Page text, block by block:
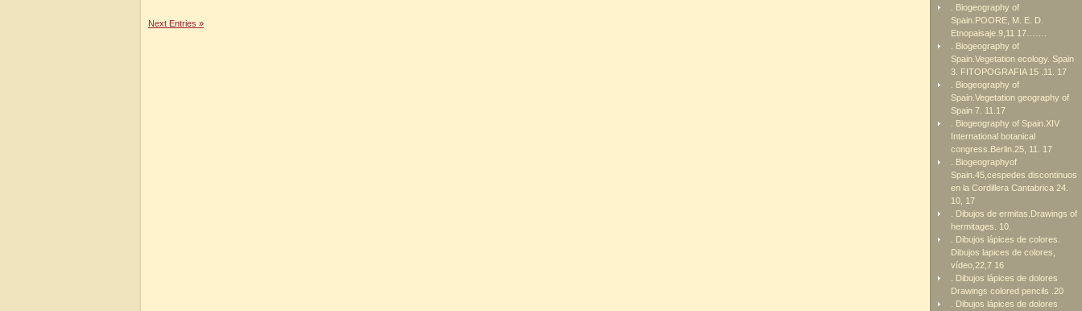
Next Entries »
. Biogeography of
Spain.POORE, M. E. D.
Etnopaisaje.9,11 17…….
. Biogeography of
Spain.Vegetation ecology. Spain
3. FITOPOGRAFIA 15 .11. 17
. Biogeography of
Spain.Vegetation geography of
Spain 7. 11.17
. Biogeography of Spain.XIV
International botanical
congress.Berlin.25, 11. 17
. Biogeographyof
Spain.45,cespedes discontinuos
en la Cordillera Cantabrica 24.
10, 17
. Dibujos de ermitas.Drawings of
hermitages. 10.
. Dibujos lápices de colores.
Dibujos lapices de colores,
vídeo,22,7 16
. Dibujos lápices de dolores
Drawings colored pencils .20
. Dibujos lápices de dolores